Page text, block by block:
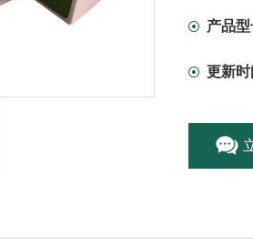
产品型
更新时